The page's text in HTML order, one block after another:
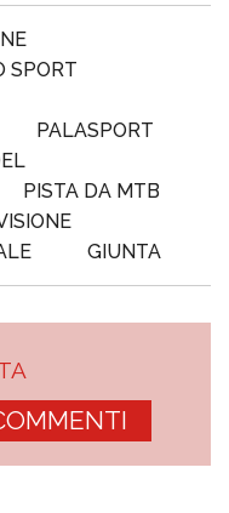
SPORT
PALASPORT
PISTA DA MTB
GIUNTA